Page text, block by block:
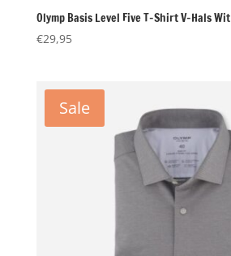
Olymp Basis Level Five T-Shirt V-Hals Wit
€29,95
Sale